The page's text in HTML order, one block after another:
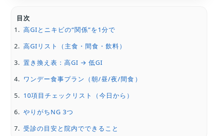
目次
高GIとニキビの“関係”を1分で
高GIリスト（主食・間食・飲料）
置き換え表：高GI → 低GI
ワンデー食事プラン（朝/昼/夜/間食）
10項目チェックリスト（今日から）
やりがちNG 3つ
受診の目安と院内でできること